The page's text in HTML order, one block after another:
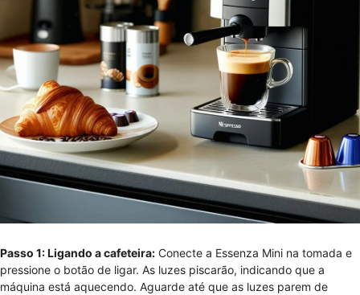
Passo 1: Ligando a cafeteira: Conecte a Essenza Mini na tomada e
pressione o botão de ligar. As luzes piscarão, indicando que a
máquina está aquecendo. Aguarde até que as luzes parem de